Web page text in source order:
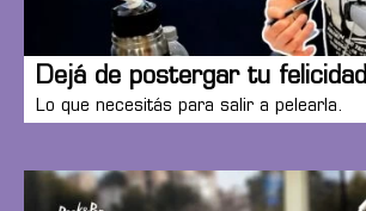
Dejá de postergar tu felicidad
Lo que necesitás para salir a pelearla.